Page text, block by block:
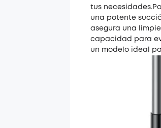
tus
una potente
asegura una
capacidad para
un modelo ideal